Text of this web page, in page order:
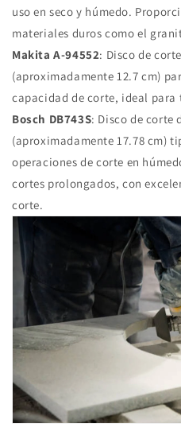
uso en seco y húmedo.
materiales duros como el
Makita A-94552: Disco de
(aproximadamente 12.7 cm)
capacidad de corte, ideal para
Bosch DB743S: Disco de corte
(aproximadamente 17.78 cm)
operaciones de corte en
cortes prolongados, con
corte.